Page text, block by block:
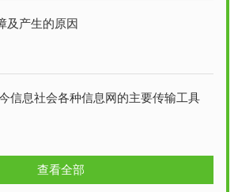
及产生的原因
信息社会各种信息网的主要传输工具
查看全部